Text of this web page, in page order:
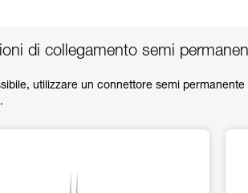
di collegamento semi
utilizzare un connettore semi